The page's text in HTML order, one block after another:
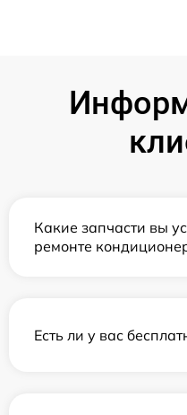
Какие запчасти вы
ремонте
Есть ли у вас